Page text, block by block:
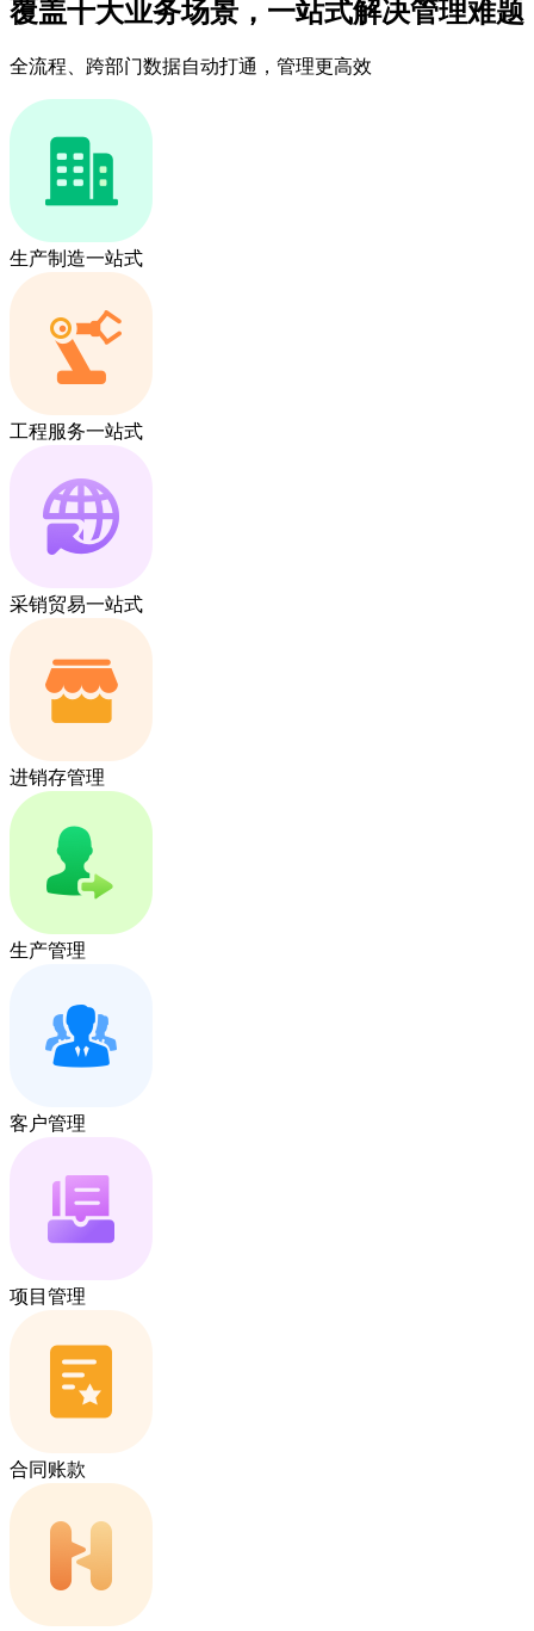
覆盖十大业务场景，一站式解决管理难题
全流程、跨部门数据自动打通，管理更高效
生产制造一站式
工程服务一站式
采销贸易一站式
进销存管理
生产管理
客户管理
项目管理
合同账款